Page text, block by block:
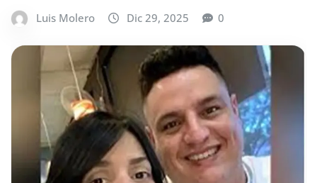
Luis Molero Dic 29, 2025 0